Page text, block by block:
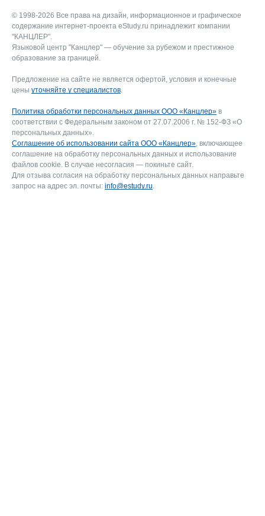
© 1998-2026 Все права на дизайн, информационное и графическое
содержание интернет-проекта eStudy.ru принадлежит компании
"КАНЦЛЕР".
Языковой центр "Канцлер" — обучение за рубежом и престижное
образование за границей.
Предложение на сайте не является офертой, условия и конечные
цены уточняйте у специалистов.
Политика обработки персональных данных ООО «Канцлер» в
соответствии с Федеральным законом от 27.07.2006 г. № 152-ФЗ «О
персональных данных».
Соглашение об использовании сайта ООО «Канцлер», включающее
соглашение на обработку персональных данных и использование
файлов cookie. В случае несогласия — покиньте сайт.
Для отзыва согласия на обработку персональных данных направьте
запрос на адрес эл. почты: info@estudy.ru.